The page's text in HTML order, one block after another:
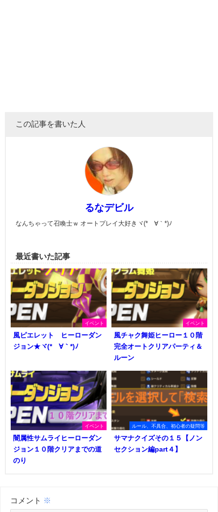
この記事を書いた人
るなデビル
なんちゃって召喚士ｗ オートプレイ大好きヾ(*´∀｀*)ﾉ
最近書いた記事
イベント
風ピエレット ヒーローダン
ジョン★ヾ(*´∀｀*)ﾉ
イベント
風チャク舞姫ヒーロー１０階
完全オートクリアパーティ＆
ルーン
イベント
闇属性サムライヒーローダン
ジョン１０階クリアまでの道
のり
ルール、不具合、初心者の疑問等
サマナクイズその１５【ノン
セクション編part４】
コメント ※